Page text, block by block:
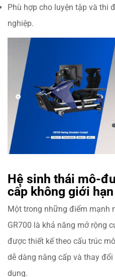
Phù hợp cho luyện tập và thi
nghiệp.
Hệ sinh thái mô-
cấp không giới hạn
Một trong những điểm mạnh
GR700 là khả năng mở rộng
được thiết kế theo cấu trúc
dễ dàng nâng cấp và thay
dụng.